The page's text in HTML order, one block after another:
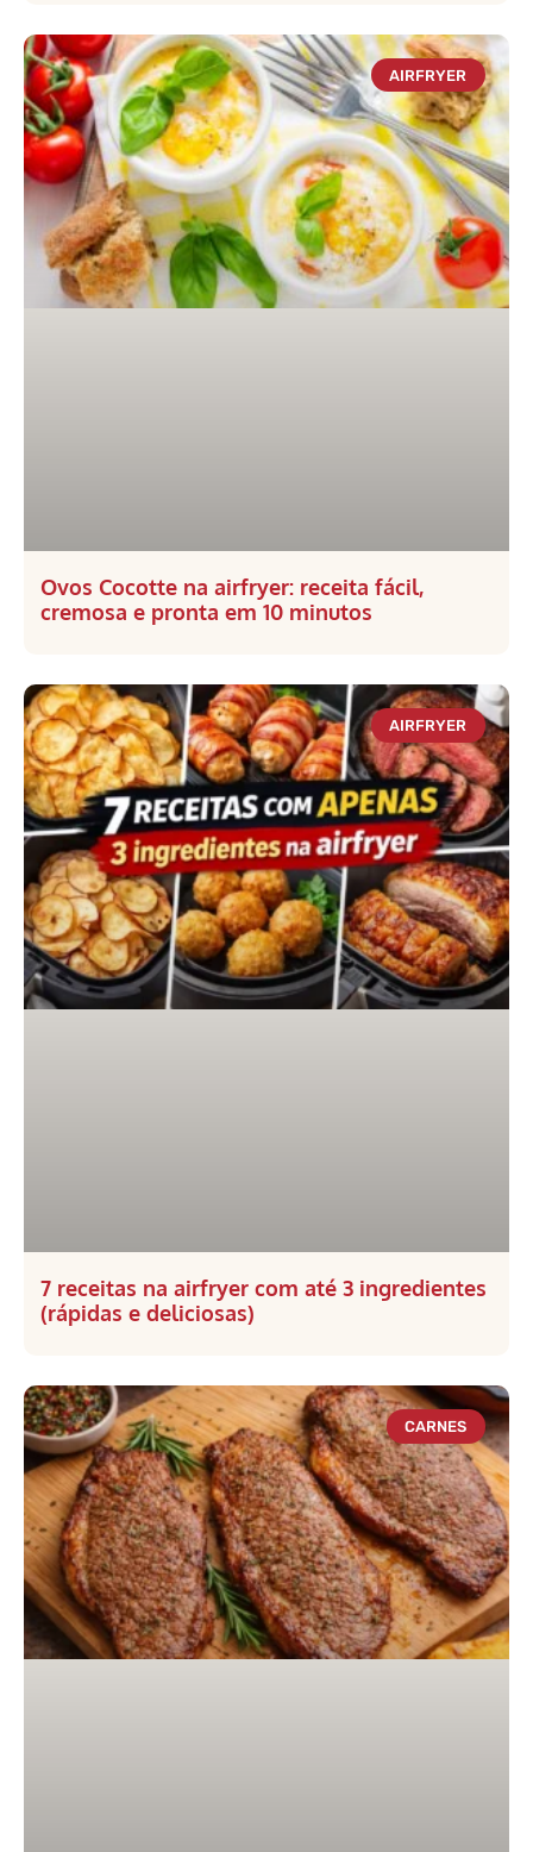
AIRFRYER
Ovos Cocotte na airfryer: receita fácil,
cremosa e pronta em 10 minutos
AIRFRYER
7 receitas na airfryer com até 3 ingredientes
(rápidas e deliciosas)
CARNES